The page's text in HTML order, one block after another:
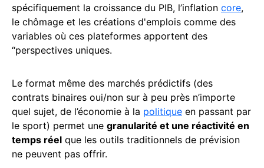
spécifiquement la croissance du PIB, l’inflation core,
le chômage et les créations d'emplois comme des
variables où ces plateformes apportent des
“perspectives uniques.
Le format même des marchés prédictifs (des
contrats binaires oui/non sur à peu près n’importe
quel sujet, de l’économie à la politique en passant par
le sport) permet une granularité et une réactivité en
temps réel que les outils traditionnels de prévision
ne peuvent pas offrir.